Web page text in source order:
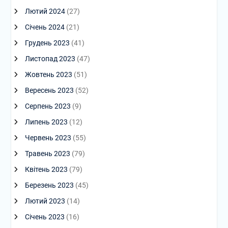
Лютий 2024(27)
Січень 2024(21)
Грудень 2023 (41)
Листопад 2023 (47)
Жовтень 2023 (51)
Вересень 2023 (52)
Серпень 2023 (9)
Липень 2023 (12)
Червень 2023 (55)
Травень 2023 (79)
Квітень 2023 (79)
Березень 2023 (45)
Лютий 2023 (14)
Січень 2023 (16)